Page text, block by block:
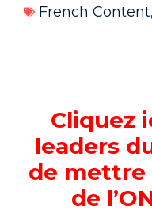
French Content,
Cliquez
leaders
de mettre
de